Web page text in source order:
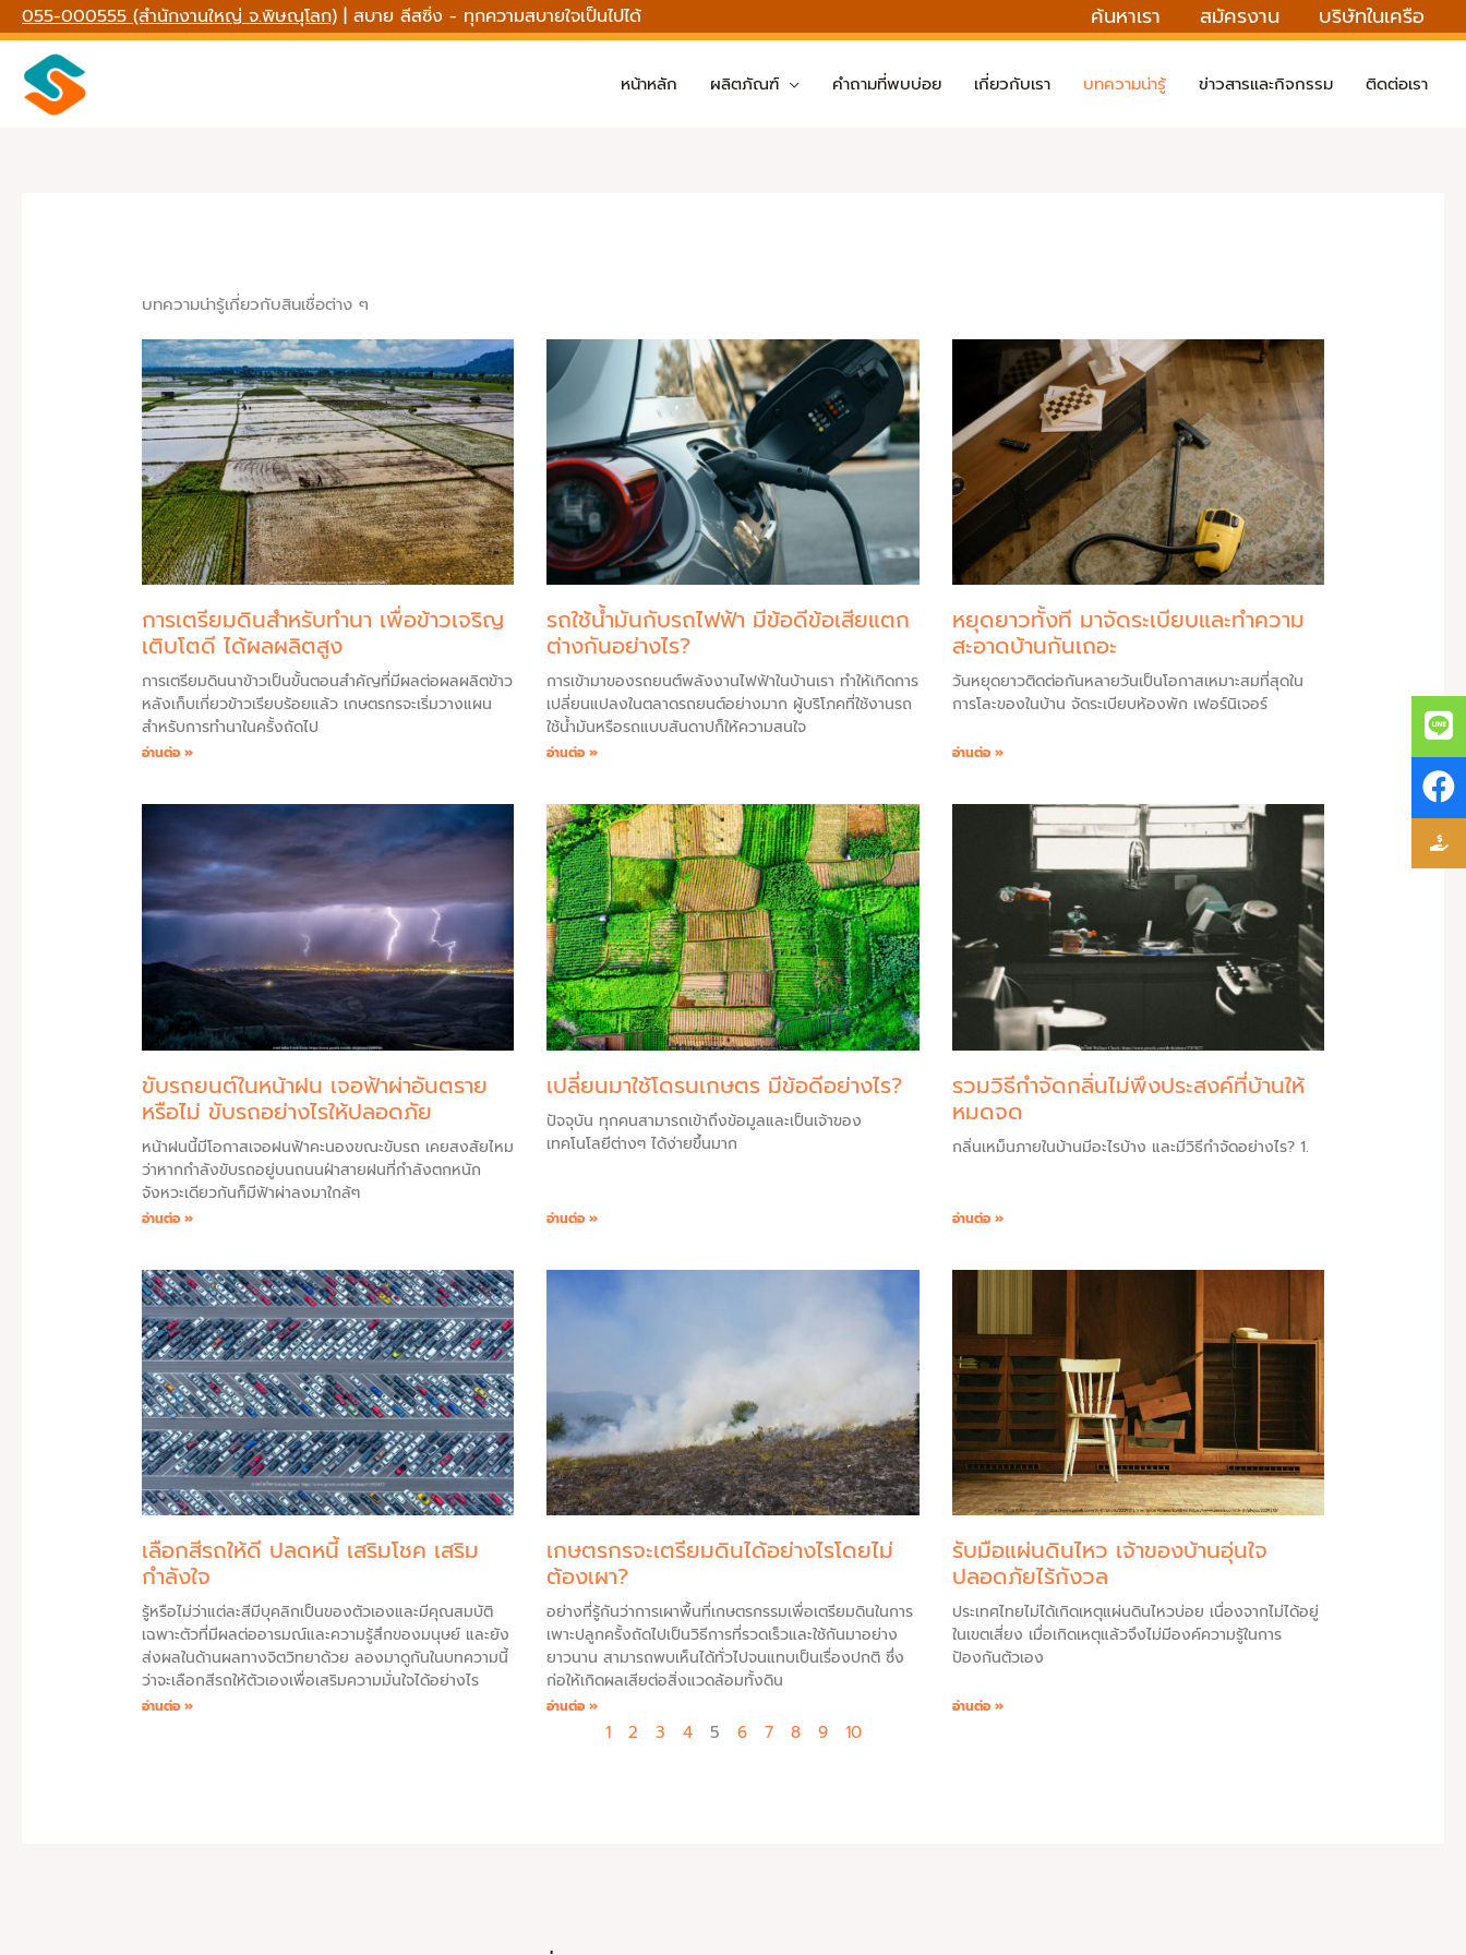
Skip
to
content
055-000555 (สำนักงานใหญ่ จ.พิษณุโลก) | สบาย ลีสซิ่ง - ทุกความสบายใจเป็นไปได้ ค้นหาเรา สมัครงาน บริษัทในเครือ
หน้าหลัก ผลิตภัณฑ์ คำถามที่พบบ่อย เกี่ยวกับเรา บทความน่ารู้ ข่าวสารและกิจกรรม ติดต่อเรา
บทความน่ารู้เกี่ยวกับสินเชื่อต่าง ๆ
การเตรียมดินสำหรับทำนา เพื่อข้าวเจริญ
เติบโตดี ได้ผลผลิตสูง
การเตรียมดินนาข้าวเป็นขั้นตอนสำคัญที่มีผลต่อผลผลิตข้าว
หลังเก็บเกี่ยวข้าวเรียบร้อยแล้ว เกษตรกรจะเริ่มวางแผน
สำหรับการทำนาในครั้งถัดไป
อ่านต่อ »
รถใช้น้ำมันกับรถไฟฟ้า มีข้อดีข้อเสียแตก
ต่างกันอย่างไร?
การเข้ามาของรถยนต์พลังงานไฟฟ้าในบ้านเรา ทำให้เกิดการ
เปลี่ยนแปลงในตลาดรถยนต์อย่างมาก ผู้บริโภคที่ใช้งานรถ
ใช้น้ำมันหรือรถแบบสันดาปก็ให้ความสนใจ
อ่านต่อ »
หยุดยาวทั้งที มาจัดระเบียบและทำความ
สะอาดบ้านกันเถอะ
วันหยุดยาวติดต่อกันหลายวันเป็นโอกาสเหมาะสมที่สุดใน
การโละของในบ้าน จัดระเบียบห้องพัก เฟอร์นิเจอร์
อ่านต่อ »
ขับรถยนต์ในหน้าฝน เจอฟ้าผ่าอันตราย
หรือไม่ ขับรถอย่างไรให้ปลอดภัย
หน้าฝนนี้มีโอกาสเจอฝนฟ้าคะนองขณะขับรถ เคยสงสัยไหม
ว่าหากกำลังขับรถอยู่บนถนนฝ่าสายฝนที่กำลังตกหนัก
จังหวะเดียวกันก็มีฟ้าผ่าลงมาใกล้ๆ
อ่านต่อ »
เปลี่ยนมาใช้โดรนเกษตร มีข้อดีอย่างไร?
ปัจจุบัน ทุกคนสามารถเข้าถึงข้อมูลและเป็นเจ้าของ
เทคโนโลยีต่างๆ ได้ง่ายขึ้นมาก
อ่านต่อ »
รวมวิธีกำจัดกลิ่นไม่พึงประสงค์ที่บ้านให้
หมดจด
กลิ่นเหม็นภายในบ้านมีอะไรบ้าง และมีวิธีกำจัดอย่างไร? 1.
อ่านต่อ »
เลือกสีรถให้ดี ปลดหนี้ เสริมโชค เสริม
กำลังใจ
รู้หรือไม่ว่าแต่ละสีมีบุคลิกเป็นของตัวเองและมีคุณสมบัติ
เฉพาะตัวที่มีผลต่ออารมณ์และความรู้สึกของมนุษย์ และยัง
ส่งผลในด้านผลทางจิตวิทยาด้วย ลองมาดูกันในบทความนี้
ว่าจะเลือกสีรถให้ตัวเองเพื่อเสริมความมั่นใจได้อย่างไร
อ่านต่อ »
เกษตรกรจะเตรียมดินได้อย่างไรโดยไม่
ต้องเผา?
อย่างที่รู้กันว่าการเผาพื้นที่เกษตรกรรมเพื่อเตรียมดินในการ
เพาะปลูกครั้งถัดไปเป็นวิธีการที่รวดเร็วและใช้กันมาอย่าง
ยาวนาน สามารถพบเห็นได้ทั่วไปจนแทบเป็นเรื่องปกติ ซึ่ง
ก่อให้เกิดผลเสียต่อสิ่งแวดล้อมทั้งดิน
อ่านต่อ »
รับมือแผ่นดินไหว เจ้าของบ้านอุ่นใจ
ปลอดภัยไร้กังวล
ประเทศไทยไม่ได้เกิดเหตุแผ่นดินไหวบ่อย เนื่องจากไม่ได้อยู่
ในเขตเสี่ยง เมื่อเกิดเหตุแล้วจึงไม่มีองค์ความรู้ในการ
ป้องกันตัวเอง
อ่านต่อ »
P
1
P
a
g
e
2
P
a
g
e
3
P
a
g
e
4
P
a
g
e
5
P
a
g
e
6
P
a
g
e
7
P
a
8
P
a
g
e
9
a
g
10